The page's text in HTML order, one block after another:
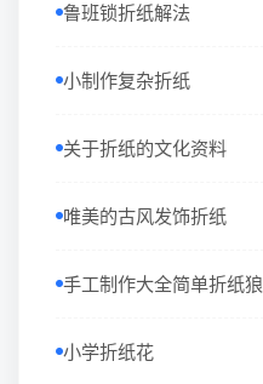
鲁班锁折纸解法
小制作复杂折纸
关于折纸的文化资料
唯美的古风发饰折纸
手工制作大全简单折纸狼
小学折纸花